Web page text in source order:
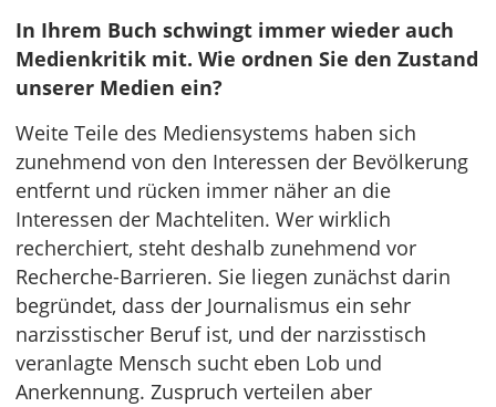
In Ihrem Buch schwingt immer wieder auch
Medienkritik mit. Wie ordnen Sie den Zustand
unserer Medien ein?
Weite Teile des Mediensystems haben sich
zunehmend von den Interessen der Bevölkerung
entfernt und rücken immer näher an die
Interessen der Machteliten. Wer wirklich
recherchiert, steht deshalb zunehmend vor
Recherche-Barrieren. Sie liegen zunächst darin
begründet, dass der Journalismus ein sehr
narzisstischer Beruf ist, und der narzisstisch
veranlagte Mensch sucht eben Lob und
Anerkennung. Zuspruch verteilen aber